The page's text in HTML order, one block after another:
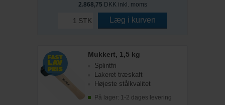
2.868,75 DKK inkl. moms
STK Læg i kurven
Mukkert, 1,5 kg
Splintfri
Lakeret træskaft
Højeste stålkvalitet
På lager: 1-2 dages levering